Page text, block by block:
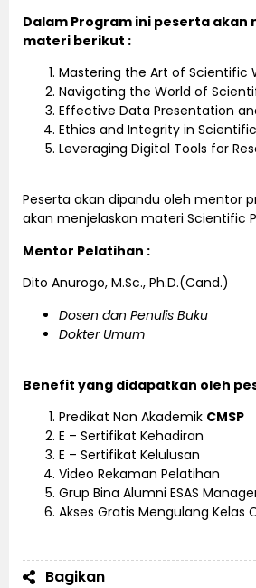
Dalam Program ini peserta akan
materi berikut :
Mastering the Art of Scientific
Navigating the World of
Effective Data Presentation
Ethics and Integrity in
Leveraging Digital Tools for
Peserta akan dipandu oleh mentor
akan menjelaskan materi Scientific
Mentor Pelatihan :
Dito Anurogo, M.Sc., Ph.D.(Cand.)
Dosen dan Penulis Buku
Dokter Umum
Benefit yang didapatkan oleh
Predikat Non Akademik CMSP
E – Sertifikat Kehadiran
E – Sertifikat Kelulusan
Video Rekaman Pelatihan
Grup Bina Alumni ESAS
Akses Gratis Mengulang Kelas
Bagikan